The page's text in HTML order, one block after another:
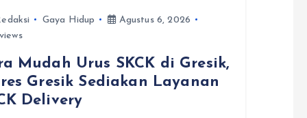
Gaya Hidup
Agustus 6, 2026
Mudah Urus SKCK di Gresik,
Gresik Sediakan Layanan
Delivery